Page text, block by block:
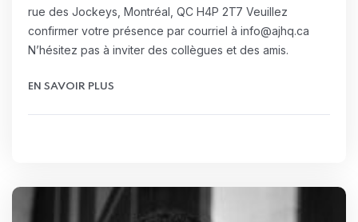
rue des Jockeys, Montréal, QC H4P 2T7 Veuillez
confirmer votre présence par courriel à info@ajhq.ca
N’hésitez pas à inviter des collègues et des amis.
EN SAVOIR PLUS